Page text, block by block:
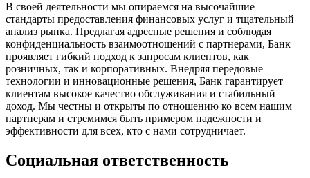
В своей деятельности мы опираемся на высочайшие
стандарты предоставления финансовых услуг и тщательный
анализ рынка. Предлагая адресные решения и соблюдая
конфиденциальность взаимоотношений с партнерами, Банк
проявляет гибкий подход к запросам клиентов, как
розничных, так и корпоративных. Внедряя передовые
технологии и инновационные решения, Банк гарантирует
клиентам высокое качество обслуживания и стабильный
доход. Мы честны и открыты по отношению ко всем нашим
партнерам и стремимся быть примером надежности и
эффективности для всех, кто с нами сотрудничает.
Социальная ответственность